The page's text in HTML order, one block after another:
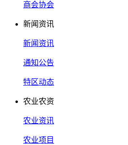
商会协会
新闻资讯
新闻资讯
通知公告
特区动态
农业农资
农业资讯
农业项目